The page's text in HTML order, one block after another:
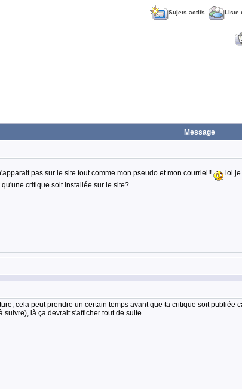
Sujets actifs Liste
Message
pas sur le site tout comme mon pseudo et mon courriel!!
lol je
critique soit installée sur le site?
cela peut prendre un certain temps avant que ta critique soit
là ça devrait s'afficher tout de suite.